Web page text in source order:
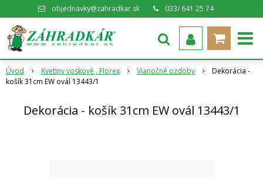
objednavky@zahradkar.sk 033/ 641 25 74
Úvod Kvetiny voskové , Florex Vianočné ozdoby
Dekorácia -
košík 31cm EW ovál 13443/1
Dekorácia - košík 31cm EW ovál 13443/1